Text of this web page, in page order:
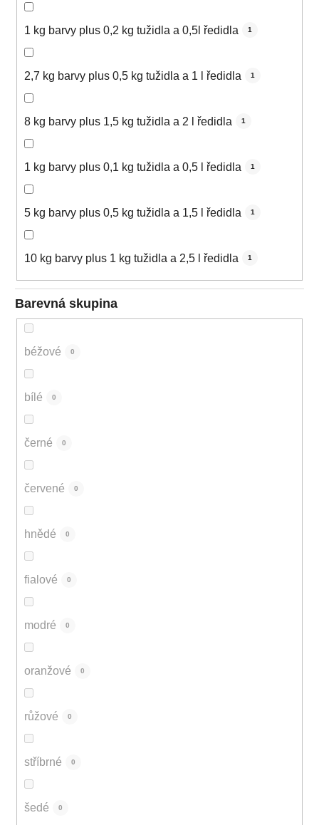
1 kg barvy plus 0,2 kg tužidla a 0,5l ředidla 1
2,7 kg barvy plus 0,5 kg tužidla a 1 l ředidla 1
8 kg barvy plus 1,5 kg tužidla a 2 l ředidla 1
1 kg barvy plus 0,1 kg tužidla a 0,5 l ředidla 1
5 kg barvy plus 0,5 kg tužidla a 1,5 l ředidla 1
10 kg barvy plus 1 kg tužidla a 2,5 l ředidla 1
Barevná skupina
béžové 0
bílé 0
černé 0
červené 0
hnědé 0
fialové 0
modré 0
oranžové 0
růžové 0
stříbrné 0
šedé 0